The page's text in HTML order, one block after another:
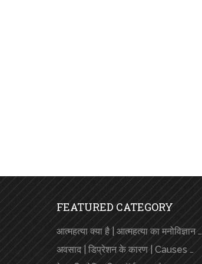
FEATURED CATEGORY
आत्महत्या क्या है | आत्महत्या का मनोविज्ञान …
अवसाद | डिप्रेशन के कारण | Causes …